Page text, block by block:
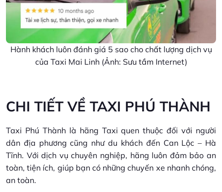
Hành khách luôn đánh giá 5 sao cho chất lượng dịch vụ
của Taxi Mai Linh (Ảnh: Sưu tầm Internet)
CHI TIẾT VỀ TAXI PHÚ THÀNH
Taxi Phú Thành là hãng Taxi quen thuộc đối với người
dân địa phương cũng như du khách đến Can Lộc – Hà
Tĩnh. Với dịch vụ chuyên nghiệp, hãng luôn đảm bảo an
toàn, tiện ích, giúp bạn có những chuyến xe nhanh chóng,
an toàn.